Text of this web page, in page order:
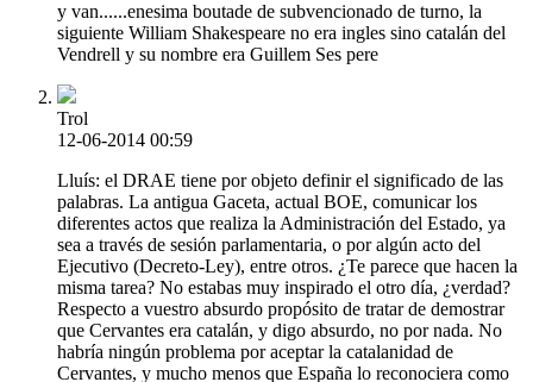
y van......enesima boutade de subvencionado de turno, la
siguiente William Shakespeare no era ingles sino catalán del
Vendrell y su nombre era Guillem Ses pere
Trol
12-06-2014 00:59
Lluís: el DRAE tiene por objeto definir el significado de las
palabras. La antigua Gaceta, actual BOE, comunicar los
diferentes actos que realiza la Administración del Estado, ya
sea a través de sesión parlamentaria, o por algún acto del
Ejecutivo (Decreto-Ley), entre otros. ¿Te parece que hacen la
misma tarea? No estabas muy inspirado el otro día, ¿verdad?
Respecto a vuestro absurdo propósito de tratar de demostrar
que Cervantes era catalán, y digo absurdo, no por nada. No
habría ningún problema por aceptar la catalanidad de
Cervantes, y mucho menos que España lo reconociera como